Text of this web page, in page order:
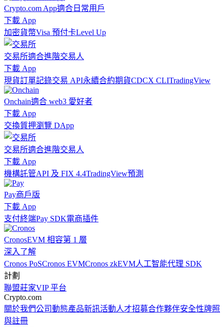
Crypto.com App適合日常用戶
下載 App
加密貨幣Visa 預付卡Level Up
交易所適合進階交易人
下載 App
現貨訂單記錄交易 API永續合約期貨CDCX CLITradingView
Onchain適合 web3 愛好者
下載 App
交換質押瀏覽 DApp
交易所適合進階交易人
下載 App
機構託管API 及 FIX 4.4TradingView預測
Pay商戶版
下載 App
支付終端Pay SDK電商插件
CronosEVM 相容第 1 層
深入了解
Cronos PoSCronos EVMCronos zkEVM人工智能代理 SDK
計劃
聯盟莊家VIP 平台
Crypto.com
關於我們公司動態產品新訊活動人才招募合作夥伴安全性牌照
與註冊